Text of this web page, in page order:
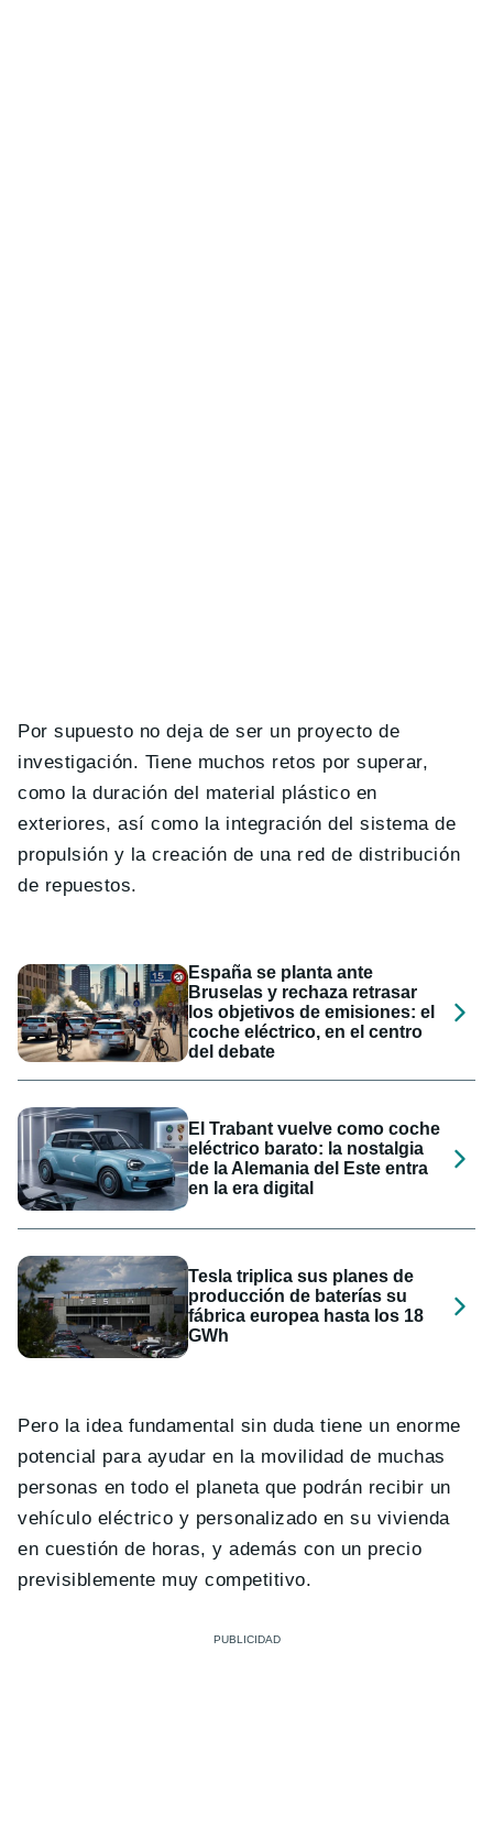
Por supuesto no deja de ser un proyecto de
investigación. Tiene muchos retos por superar,
como la duración del material plástico en
exteriores, así como la integración del sistema de
propulsión y la creación de una red de distribución
de repuestos.
España se planta ante
Bruselas y rechaza retrasar
los objetivos de emisiones: el
coche eléctrico, en el centro
del debate
El Trabant vuelve como coche
eléctrico barato: la nostalgia
de la Alemania del Este entra
en la era digital
Tesla triplica sus planes de
producción de baterías su
fábrica europea hasta los 18
GWh
Pero la idea fundamental sin duda tiene un enorme
potencial para ayudar en la movilidad de muchas
personas en todo el planeta que podrán recibir un
vehículo eléctrico y personalizado en su vivienda
en cuestión de horas, y además con un precio
previsiblemente muy competitivo.